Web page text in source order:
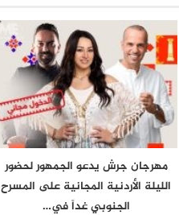
مهرجان جرش يدعو الجمهور لحضور
الليلة الأردنية المجانية على المسرح
الجنوبي غداً في…